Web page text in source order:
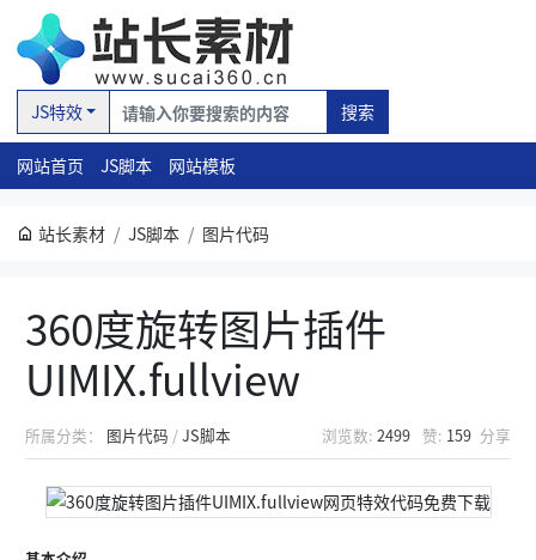
JS特效 搜索
网站首页 JS脚本 网站模板
站长素材 JS脚本 图片代码
360度旋转图片插件
UIMIX.fullview
所属分类： 图片代码 /JS脚本 浏览数: 2499 赞: 159 分享